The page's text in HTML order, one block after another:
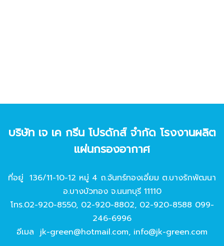
บริษัท เจ เค กรีน โปรดักส์ จํากัด โรงงานผลิต
แผ่นกรองอากาศ
ที่อยู่ 136/11-10-12 หมู่ 4 ถ.จันทร์ทองเอี่ยม ต.บางรักพัฒนา
อ.บางบัวทอง จ.นนทบุรี 11110
โทร.02-920-8550, 02-920-8802, 02-920-8588 099-
246-6996
อีเมล jk-green@hotmail.com, info@jk-green.com